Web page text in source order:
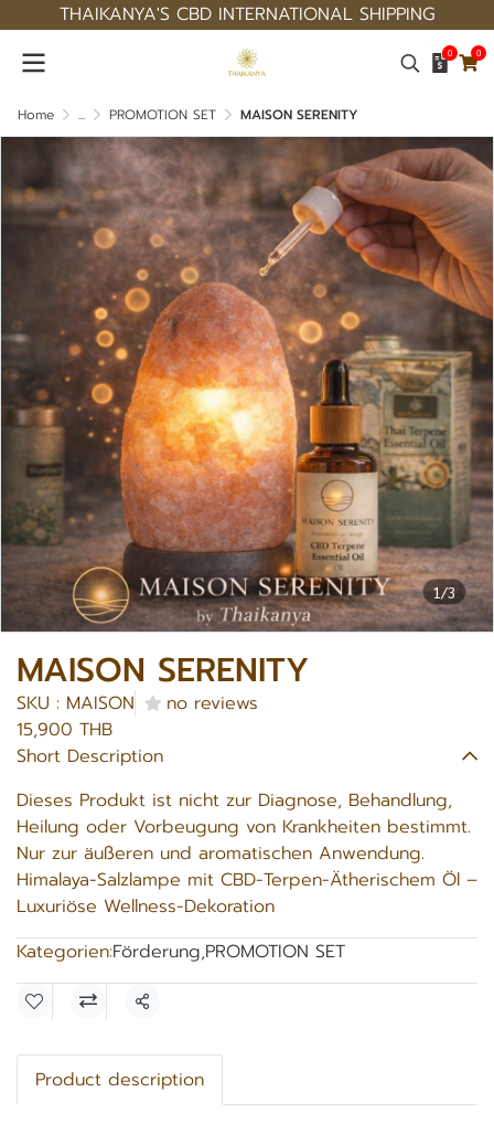
THAIKANYA'S CBD INTERNATIONAL SHIPPING
0 0
Home ... PROMOTION SET MAISON SERENITY
1/3
MAISON SERENITY
SKU : MAISON
no reviews
15,900 THB
Short Description
Dieses Produkt ist nicht zur Diagnose, Behandlung,
Heilung oder Vorbeugung von Krankheiten bestimmt.
Nur zur äußeren und aromatischen Anwendung.
Himalaya-Salzlampe mit CBD-Terpen-Ätherischem Öl –
Luxuriöse Wellness-Dekoration
Kategorien:Förderung,PROMOTION SET
Teilen
Product description